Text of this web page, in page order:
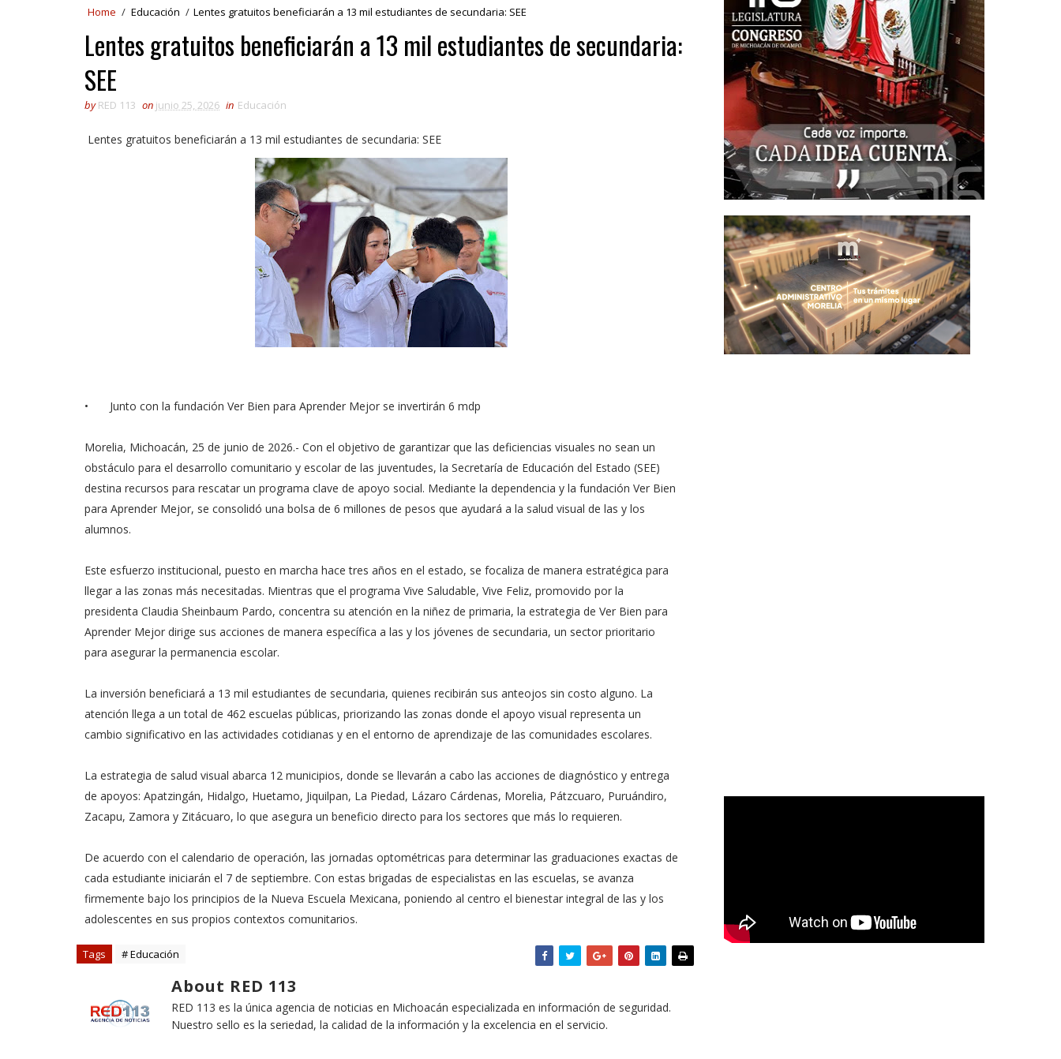
Home / Educación / Lentes gratuitos beneficiarán a 13 mil estudiantes de secundaria: SEE
Lentes gratuitos beneficiarán a 13 mil estudiantes de secundaria:
SEE
by RED 113 on junio 25, 2026 in Educación
Lentes gratuitos beneficiarán a 13 mil estudiantes de secundaria: SEE
• ⁠Junto con la fundación Ver Bien para Aprender Mejor se invertirán 6 mdp
Morelia, Michoacán, 25 de junio de 2026.- Con el objetivo de garantizar que las deficiencias visuales no sean un
obstáculo para el desarrollo comunitario y escolar de las juventudes, la Secretaría de Educación del Estado (SEE)
destina recursos para rescatar un programa clave de apoyo social. Mediante la dependencia y la fundación Ver Bien
para Aprender Mejor, se consolidó una bolsa de 6 millones de pesos que ayudará a la salud visual de las y los
alumnos.
Este esfuerzo institucional, puesto en marcha hace tres años en el estado, se focaliza de manera estratégica para
llegar a las zonas más necesitadas. Mientras que el programa Vive Saludable, Vive Feliz, promovido por la
presidenta Claudia Sheinbaum Pardo, concentra su atención en la niñez de primaria, la estrategia de Ver Bien para
Aprender Mejor dirige sus acciones de manera específica a las y los jóvenes de secundaria, un sector prioritario
para asegurar la permanencia escolar.
La inversión beneficiará a 13 mil estudiantes de secundaria, quienes recibirán sus anteojos sin costo alguno. La
atención llega a un total de 462 escuelas públicas, priorizando las zonas donde el apoyo visual representa un
cambio significativo en las actividades cotidianas y en el entorno de aprendizaje de las comunidades escolares.
La estrategia de salud visual abarca 12 municipios, donde se llevarán a cabo las acciones de diagnóstico y entrega
de apoyos: Apatzingán, Hidalgo, Huetamo, Jiquilpan, La Piedad, Lázaro Cárdenas, Morelia, Pátzcuaro, Puruándiro,
Zacapu, Zamora y Zitácuaro, lo que asegura un beneficio directo para los sectores que más lo requieren.
De acuerdo con el calendario de operación, las jornadas optométricas para determinar las graduaciones exactas de
cada estudiante iniciarán el 7 de septiembre. Con estas brigadas de especialistas en las escuelas, se avanza
firmemente bajo los principios de la Nueva Escuela Mexicana, poniendo al centro el bienestar integral de las y los
adolescentes en sus propios contextos comunitarios.
Tags # Educación
About RED 113
RED 113 es la única agencia de noticias en Michoacán especializada en información de seguridad.
Nuestro sello es la seriedad, la calidad de la información y la excelencia en el servicio.